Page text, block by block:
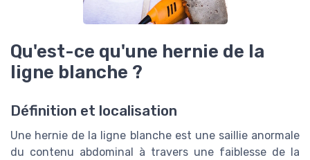
Qu'est-ce qu'une hernie de la
ligne blanche ?
Définition et localisation
Une hernie de la ligne blanche est une saillie anormale
du contenu abdominal à travers une faiblesse de la